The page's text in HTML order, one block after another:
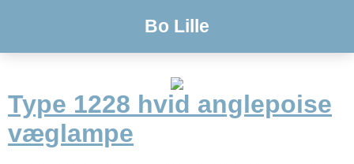
Bo Lille
Type 1228 hvid anglepoise
væglampe